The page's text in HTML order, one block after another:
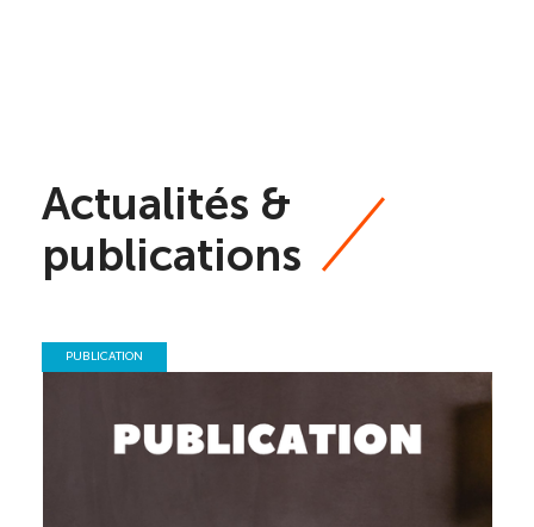
Actualités &
publications
PUBLICATION